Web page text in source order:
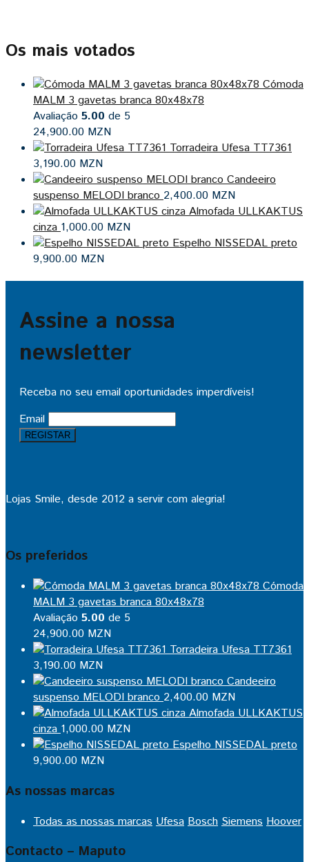
Os mais votados
Cómoda
MALM 3 gavetas branca 80x48x78
Avaliação 5.00 de 5
24,900.00 MZN
Torradeira Ufesa TT7361
3,190.00 MZN
Candeeiro
suspenso MELODI branco 2,400.00 MZN
Almofada ULLKAKTUS
cinza 1,000.00 MZN
Espelho NISSEDAL preto
9,900.00 MZN
Assine a nossa
newsletter
Receba no seu email oportunidades imperdíveis!
Email
Lojas Smile, desde 2012 a servir com alegria!
Os preferidos
Cómoda
MALM 3 gavetas branca 80x48x78
Avaliação 5.00 de 5
24,900.00 MZN
Torradeira Ufesa TT7361
3,190.00 MZN
Candeeiro
suspenso MELODI branco 2,400.00 MZN
Almofada ULLKAKTUS
cinza 1,000.00 MZN
Espelho NISSEDAL preto
9,900.00 MZN
As nossas marcas
Todas as nossas marcas Ufesa Bosch Siemens Hoover
Contacto – Maputo